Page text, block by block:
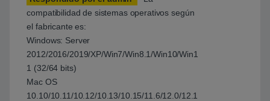
compatibilidad de sistemas operativos según
el fabricante es:
Windows: Server
2012/2016/2019/XP/Win7/Win8.1/Win10/Win1
1 (32/64 bits)
Mac OS
10.10/10.11/10.12/10.13/10.15/11.6/12.0/12.1